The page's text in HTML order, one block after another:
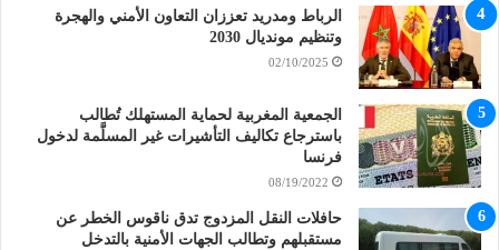
الرباط ومدريد تعززان التعاون الأمني والهجرة
وتنظيم مونديال 2030
02/10/2025
الجمعية المغربية لحماية المستهلك تُطالب
باسترجاع تكاليف التأشيرات غير المسلَّمة لدخول
فرنسا
08/19/2022
حافلات النقل المزدوج تدق ناقوس الخطر عن
مستقبلهم وتطالب الجهات الأمنية بالتدخل